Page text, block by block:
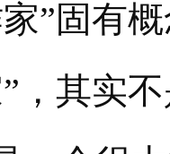
”固有
，其实